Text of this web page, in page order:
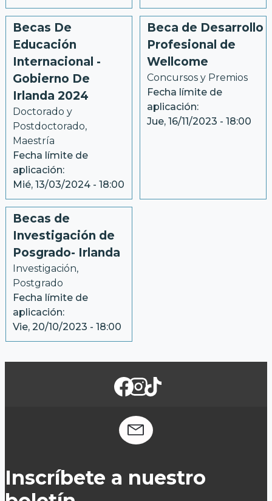
Becas De
Educación
Internacional -
Gobierno De
Irlanda 2024
Doctorado y
Postdoctorado
Maestría
Fecha límite de
aplicación:
Mié, 13/03/2024 - 18:00
Beca de Desarrollo
Profesional de
Wellcome
Concursos y Premios
Fecha límite de
aplicación:
Jue, 16/11/2023 - 18:00
Becas de
Investigación de
Posgrado- Irlanda
Investigación
Postgrado
Fecha límite de
aplicación:
Vie, 20/10/2023 - 18:00
Inscríbete a nuestro